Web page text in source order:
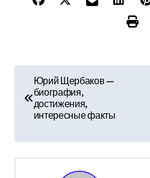
и
Юрий Щербаков —
биография,
достижения,
интересные факты